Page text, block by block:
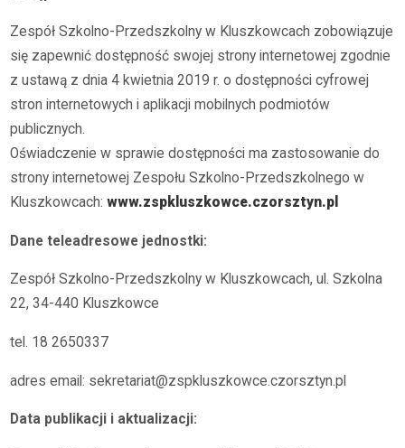
Zespół Szkolno-Przedszkolny w Kluszkowcach zobowiązuje
się zapewnić dostępność swojej strony internetowej zgodnie
z ustawą z dnia 4 kwietnia 2019 r. o dostępności cyfrowej
stron internetowych i aplikacji mobilnych podmiotów
publicznych.
Oświadczenie w sprawie dostępności ma zastosowanie do
strony internetowej Zespołu Szkolno-Przedszkolnego w
Kluszkowcach:www.zspkluszkowce.czorsztyn.pl
Dane teleadresowe jednostki:
Zespół Szkolno-Przedszkolny w Kluszkowcach, ul. Szkolna
22, 34-440 Kluszkowce
tel. 18 2650337
adres email: sekretariat@zspkluszkowce.czorsztyn.pl
Data publikacji i aktualizacji: